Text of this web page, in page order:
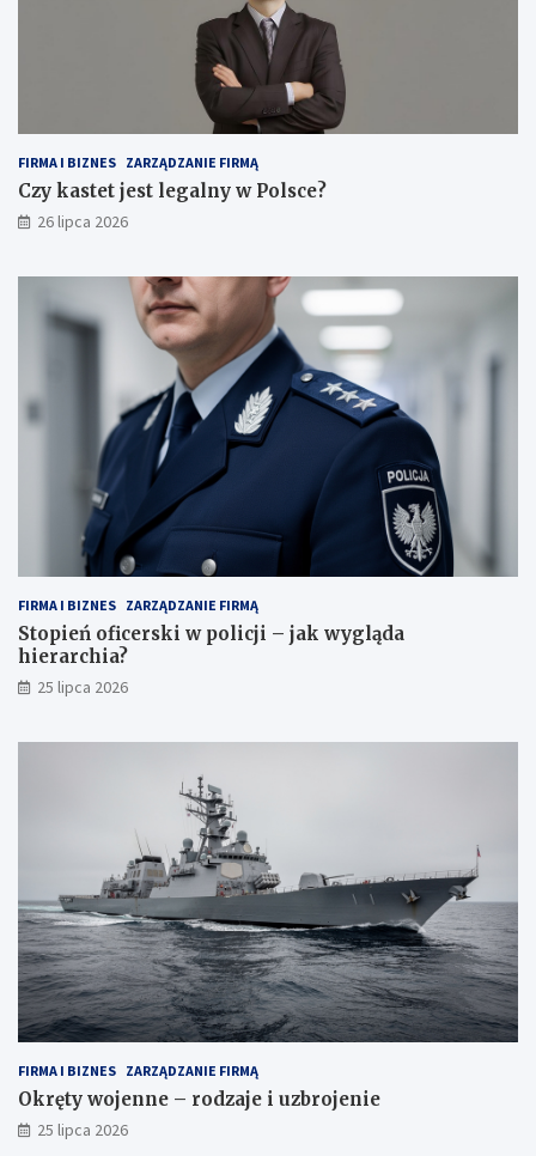
FIRMA I BIZNES ZARZĄDZANIE FIRMĄ
Czy kastet jest legalny w Polsce?
26 lipca 2026
FIRMA I BIZNES ZARZĄDZANIE FIRMĄ
Stopień oficerski w policji – jak wygląda
hierarchia?
25 lipca 2026
FIRMA I BIZNES ZARZĄDZANIE FIRMĄ
Okręty wojenne – rodzaje i uzbrojenie
25 lipca 2026